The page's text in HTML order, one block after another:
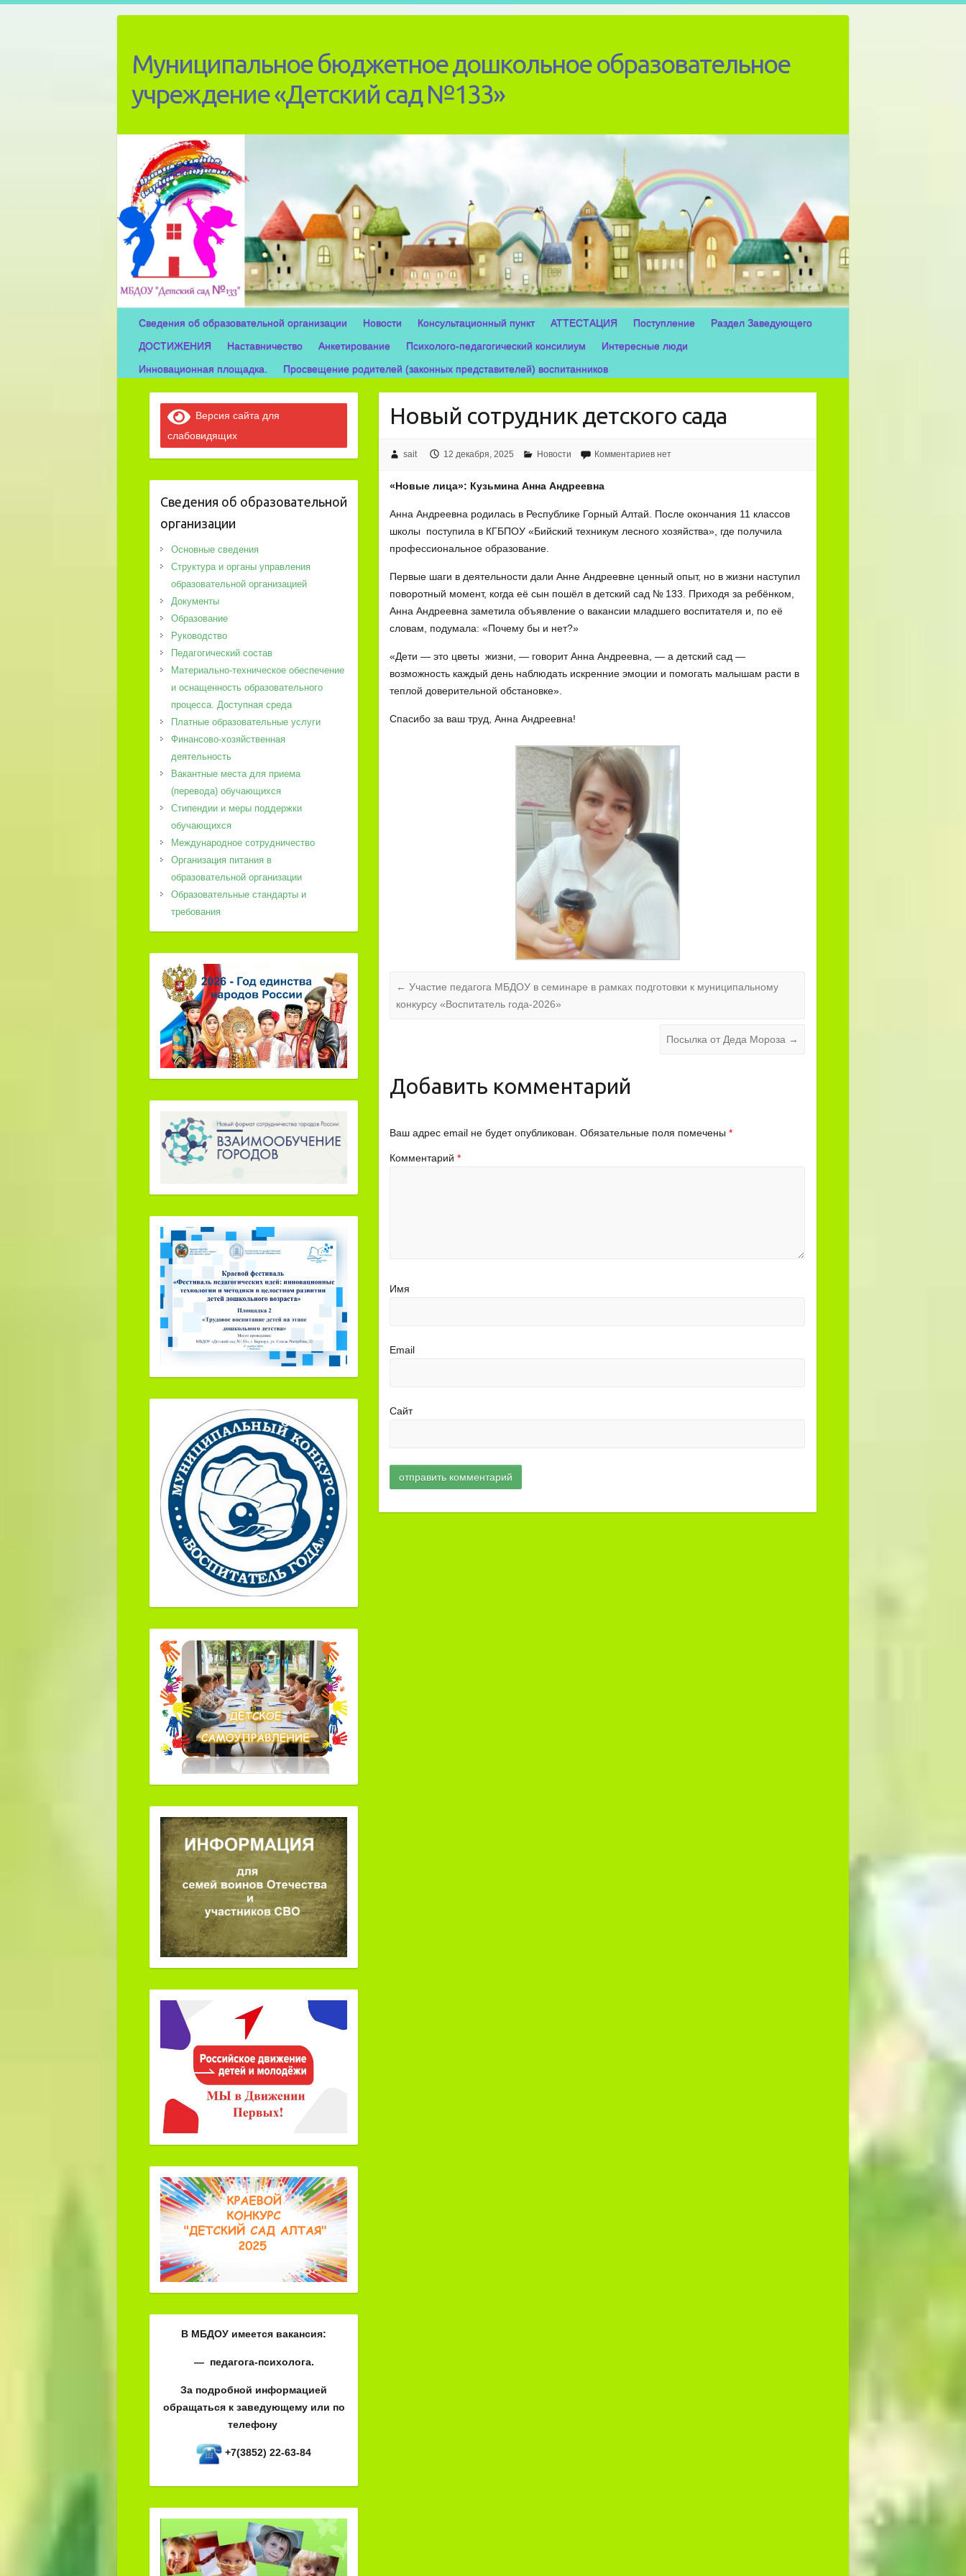
Муниципальное бюджетное дошкольное образовательное
учреждение «Детский сад №133»
Сведения об образовательной организации Новости Консультационный пункт АТТЕСТАЦИЯ Поступление
Раздел Заведующего
ДОСТИЖЕНИЯ
Наставничество Анкетирование Психолого-педагогический консилиум
Интересные люди
Инновационная площадка.
Просвещение родителей (законных представителей) воспитанников
Новый сотрудник детского сада
sait 12 декабря, 2025 Новости Комментариев нет
«Новые лица»: Кузьмина Анна Андреевна
Анна Андреевна родилась в Республике Горный Алтай. После окончания 11 классов
школы поступила в КГБПОУ «Бийский техникум лесного хозяйства», где получила
профессиональное образование.
Первые шаги в деятельности дали Анне Андреевне ценный опыт, но в жизни наступил
поворотный момент, когда её сын пошёл в детский сад № 133. Приходя за ребёнком,
Анна Андреевна заметила объявление о вакансии младшего воспитателя и, по её
словам, подумала: «Почему бы и нет?»
«Дети — это цветы жизни, — говорит Анна Андреевна, — а детский сад —
возможность каждый день наблюдать искренние эмоции и помогать малышам расти в
теплой доверительной обстановке».
Спасибо за ваш труд, Анна Андреевна!
← Участие педагога МБДОУ в семинаре в рамках подготовки к муниципальному
конкурсу «Воспитатель года-2026»
Посылка от Деда Мороза →
Добавить комментарий
Ваш адрес email не будет опубликован. Обязательные поля помечены*
Комментарий*
Имя
Email
Сайт
Версия сайта для
слабовидящих
Сведения об образовательной
организации
Основные сведения
Структура и органы управления
образовательной организацией
Документы
Образование
Руководство
Педагогический состав
Материально-техническое обеспечение
и оснащенность образовательного
процесса. Доступная среда
Платные образовательные услуги
Финансово-хозяйственная
деятельность
Вакантные места для приема
(перевода) обучающихся
Стипендии и меры поддержки
обучающихся
Международное сотрудничество
Организация питания в
образовательной организации
Образовательные стандарты и
требования
В МБДОУ имеется вакансия:
— педагога-психолога.
За подробной информацией
обращаться к заведующему или по
телефону
+7(3852) 22-63-84